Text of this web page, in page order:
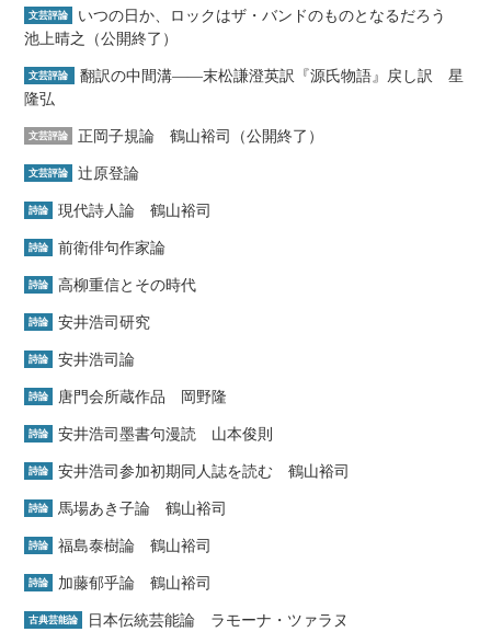
文芸評論
いつの日か、ロックはザ・バンドのものとなるだろう
池上晴之（公開終了）
文芸評論
翻訳の中間溝――末松謙澄英訳『源氏物語』戻し訳 星
隆弘
文芸評論 正岡子規論 鶴山裕司（公開終了）
文芸評論 辻原登論
詩論 現代詩人論 鶴山裕司
詩論 前衛俳句作家論
詩論 高柳重信とその時代
詩論 安井浩司研究
詩論 安井浩司論
詩論 唐門会所蔵作品 岡野隆
詩論 安井浩司墨書句漫読 山本俊則
詩論 安井浩司参加初期同人誌を読む 鶴山裕司
詩論 馬場あき子論 鶴山裕司
詩論 福島泰樹論 鶴山裕司
詩論 加藤郁乎論 鶴山裕司
古典芸能論 日本伝統芸能論 ラモーナ・ツァラヌ